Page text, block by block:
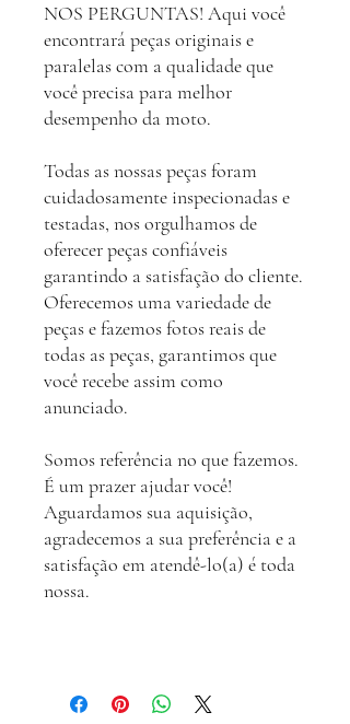
NOS PERGUNTAS! Aqui você
encontrará peças originais e
paralelas com a qualidade que
você precisa para melhor
desempenho da moto.
Todas as nossas peças foram
cuidadosamente inspecionadas e
testadas, nos orgulhamos de
oferecer peças confiáveis
garantindo a satisfação do cliente.
Oferecemos uma variedade de
peças e fazemos fotos reais de
todas as peças, garantimos que
você recebe assim como
anunciado.
Somos referência no que fazemos.
É um prazer ajudar você!
Aguardamos sua aquisição,
agradecemos a sua preferência e a
satisfação em atendê-lo(a) é toda
nossa.